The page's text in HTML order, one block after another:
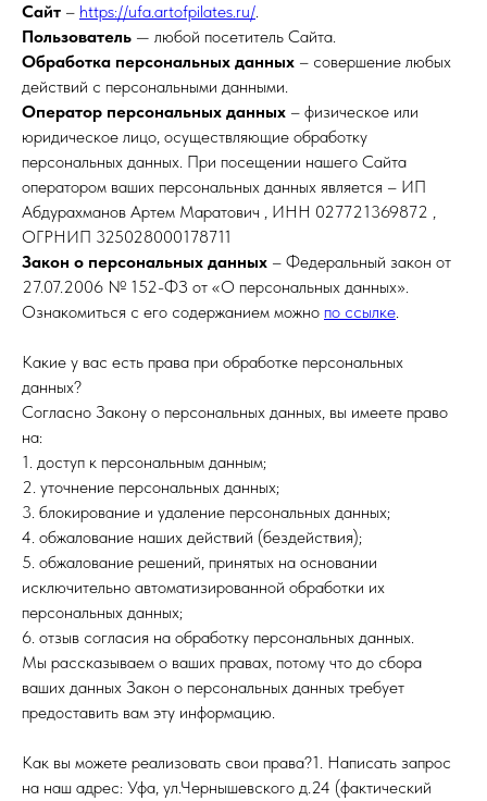
Сайт – https://ufa.artofpilates.ru/.
Пользователь — любой посетитель Сайта.
Обработка персональных данных – совершение любых
действий с персональными данными.
Оператор персональных данных – физическое или
юридическое лицо, осуществляющие обработку
персональных данных. При посещении нашего Сайта
оператором ваших персональных данных является – ИП
Абдурахманов Артем Маратович , ИНН 027721369872 ,
ОГРНИП 325028000178711
Закон о персональных данных – Федеральный закон от
27.07.2006 № 152-ФЗ от «О персональных данных».
Ознакомиться с его содержанием можно по ссылке.
Какие у вас есть права при обработке персональных
данных?
Согласно Закону о персональных данных, вы имеете право
на:
1. доступ к персональным данным;
2. уточнение персональных данных;
3. блокирование и удаление персональных данных;
4. обжалование наших действий (бездействия);
5. обжалование решений, принятых на основании
исключительно автоматизированной обработки их
персональных данных;
6. отзыв согласия на обработку персональных данных.
Мы рассказываем о ваших правах, потому что до сбора
ваших данных Закон о персональных данных требует
предоставить вам эту информацию.
Как вы можете реализовать свои права?1. Написать запрос
на наш адрес: Уфа, ул.Чернышевского д.24 (фактический